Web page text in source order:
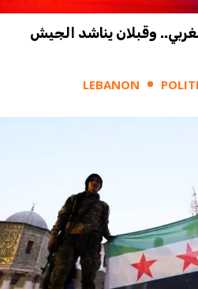
وقبلان يناشد الجيش
LEBANON